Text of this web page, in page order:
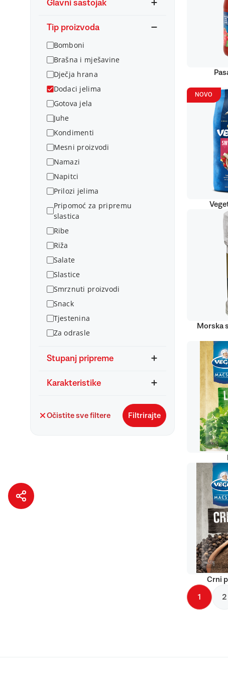
Glavni sastojak
Tip proizvoda
Bomboni
Brašna i mješavine
Dječja hrana
Dodaci jelima
Gotova jela
Juhe
Kondimenti
Mesni proizvodi
Namazi
Napitci
Prilozi jelima
Pripomoć za pripremu
slastica
Ribe
Riža
Salate
Slastice
Smrznuti proizvodi
Snack
Tjestenina
Za odrasle
Stupanj pripreme
Karakteristike
Očistite sve filtere Filtrirajte
NOVO
Morska
Crni
1 2